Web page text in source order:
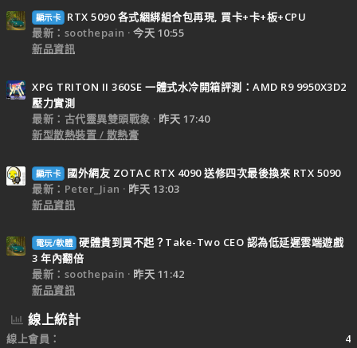
顯示卡
RTX 5090 各式綑綁組合包再現, 買卡+卡+板+CPU
最新：soothepain
今天 10:55
新品資訊
XPG TRITON II 360SE 一體式水冷開箱評測：AMD R9 9950X3D2
壓力實測
最新：古代靈異雙頭戰象
昨天 17:40
新型散熱裝置 / 散熱膏
顯示卡
國外網友 ZOTAC RTX 4090 送修四次最後換來 RTX 5090
最新：Peter_Jian
昨天 13:03
新品資訊
電玩/軟體 硬體貴到買不起？Take-Two CEO 認為低延遲雲端遊戲
3 年內翻倍
最新：soothepain
昨天 11:42
新品資訊
線上統計
線上會員
4